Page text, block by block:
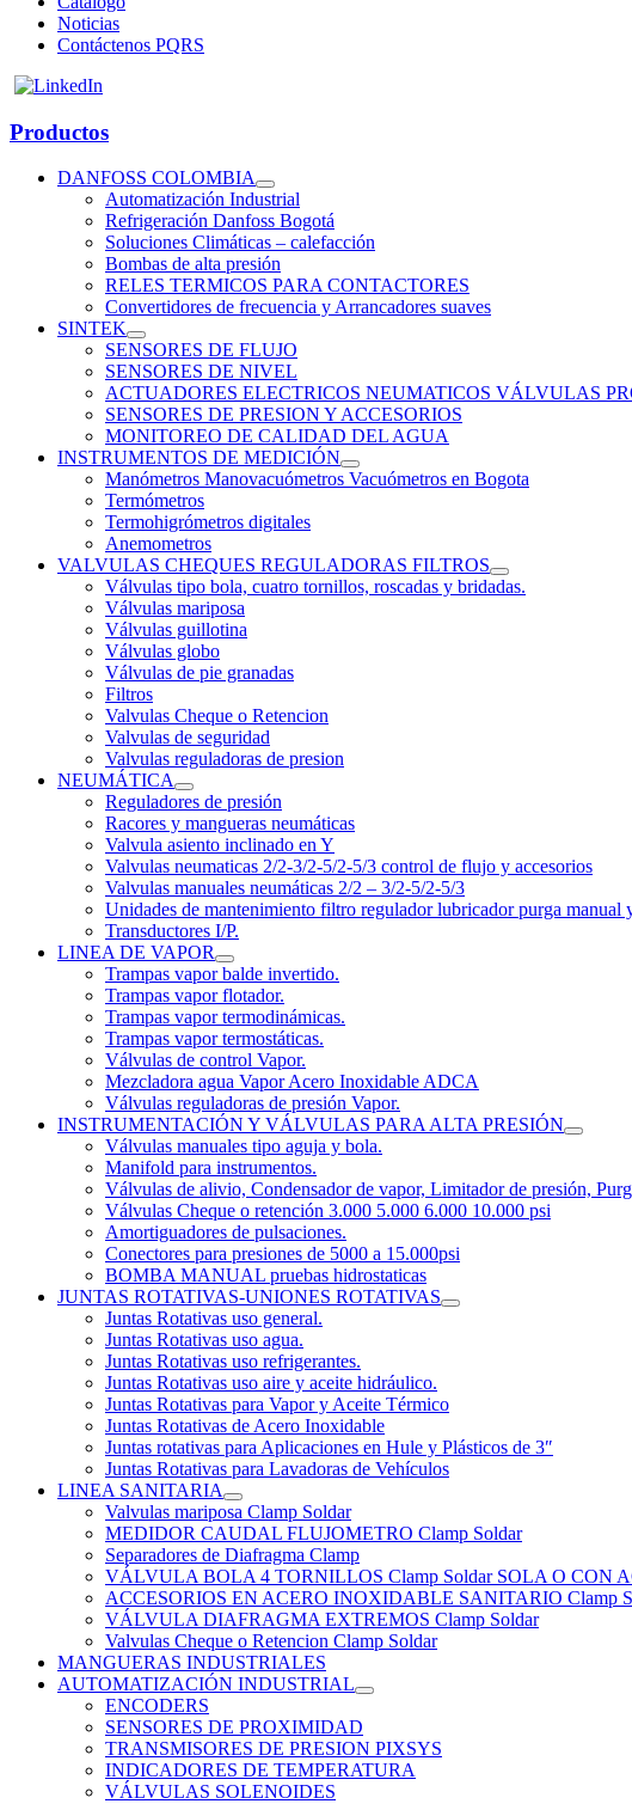
Noticias
Contáctenos PQRS
Productos
DANFOSS COLOMBIA
Automatización Industrial
Refrigeración Danfoss Bogotá
Soluciones Climáticas – calefacción
Bombas de alta presión
RELES TERMICOS PARA CONTACTORES
Convertidores de frecuencia y Arrancadores suaves
SINTEK
SENSORES DE FLUJO
SENSORES DE NIVEL
ACTUADORES ELECTRICOS NEUMATICOS VÁLVULAS
SENSORES DE PRESION Y ACCESORIOS
MONITOREO DE CALIDAD DEL AGUA
INSTRUMENTOS DE MEDICIÓN
Manómetros Manovacuómetros Vacuómetros en Bogota
Termómetros
Termohigrómetros digitales
Anemometros
VALVULAS CHEQUES REGULADORAS FILTROS
Válvulas tipo bola, cuatro tornillos, roscadas y bridadas.
Válvulas mariposa
Válvulas guillotina
Válvulas globo
Válvulas de pie granadas
Filtros
Valvulas Cheque o Retencion
Valvulas de seguridad
Valvulas reguladoras de presion
NEUMÁTICA
Reguladores de presión
Racores y mangueras neumáticas
Valvula asiento inclinado en Y
Valvulas neumaticas 2/2-3/2-5/2-5/3 control de flujo y accesorios
Valvulas manuales neumáticas 2/2 – 3/2-5/2-5/3
Unidades de mantenimiento filtro regulador lubricador purga manual
Transductores I/P.
LINEA DE VAPOR
Trampas vapor balde invertido.
Trampas vapor flotador.
Trampas vapor termodinámicas.
Trampas vapor termostáticas.
Válvulas de control Vapor.
Mezcladora agua Vapor Acero Inoxidable ADCA
Válvulas reguladoras de presión Vapor.
INSTRUMENTACIÓN Y VÁLVULAS PARA ALTA PRESIÓN
Válvulas manuales tipo aguja y bola.
Manifold para instrumentos.
Válvulas de alivio, Condensador de vapor, Limitador de presión,
Válvulas Cheque o retención 3.000 5.000 6.000 10.000 psi
Amortiguadores de pulsaciones.
Conectores para presiones de 5000 a 15.000psi
BOMBA MANUAL pruebas hidrostaticas
JUNTAS ROTATIVAS-UNIONES ROTATIVAS
Juntas Rotativas uso general.
Juntas Rotativas uso agua.
Juntas Rotativas uso refrigerantes.
Juntas Rotativas uso aire y aceite hidráulico.
Juntas Rotativas para Vapor y Aceite Térmico
Juntas Rotativas de Acero Inoxidable
Juntas rotativas para Aplicaciones en Hule y Plásticos de 3″
Juntas Rotativas para Lavadoras de Vehículos
LINEA SANITARIA
Valvulas mariposa Clamp Soldar
MEDIDOR CAUDAL FLUJOMETRO Clamp Soldar
Separadores de Diafragma Clamp
VÁLVULA BOLA 4 TORNILLOS Clamp Soldar SOLA O CON
ACCESORIOS EN ACERO INOXIDABLE SANITARIO Clamp
VÁLVULA DIAFRAGMA EXTREMOS Clamp Soldar
Valvulas Cheque o Retencion Clamp Soldar
MANGUERAS INDUSTRIALES
AUTOMATIZACIÓN INDUSTRIAL
ENCODERS
SENSORES DE PROXIMIDAD
TRANSMISORES DE PRESION PIXSYS
INDICADORES DE TEMPERATURA
VÁLVULAS SOLENOIDES